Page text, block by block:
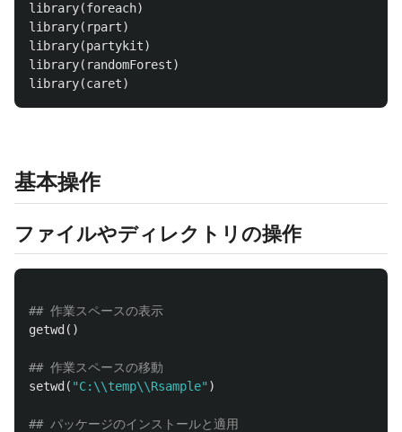
library(foreach)
library( rpart)
library(partykit)
library( randomForest)
library(caret)
基本操作
ファイルやディレクトリの操作
## 作業スペースの表示
getwd ()
## 作業スペースの移動
setwd ( "C:\\temp\\Rsample" )
## パッケージのインストールと適用